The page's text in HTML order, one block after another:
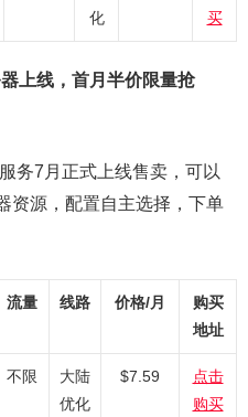
化
买
上线，首月半价限量抢
务7月正式上线售卖，可以
资源，配置自主选择，下单
流量 线路 价格/月
购买
地址
不限
大陆
优化
$7.59
点击
购买